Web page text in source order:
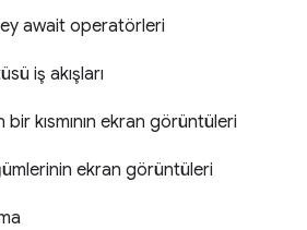
await operatörleri
iş akışları
bir kısmının ekran görüntüleri
ekran görüntüleri